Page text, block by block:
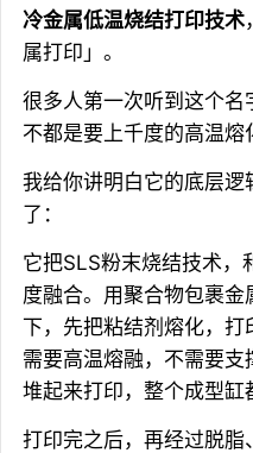
冷金属低温烧结打印技术
属打印」。
很多人第一次听到这个名
不都是要上千度的高温熔
我给你讲明白它的底层
了：
它把SLS粉末烧结技术，
度融合。用聚合物包裹
下，先把粘结剂熔化，
需要高温熔融，不需要
堆起来打印，整个成型缸
打印完之后，再经过脱